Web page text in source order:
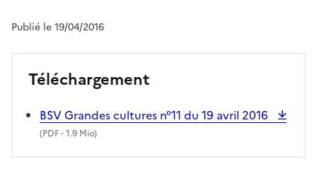
Publié le 19/04/2016
Téléchargement
BSV Grandes cultures n°11 du 19 avril 2016
(PDF- 1.9 Mio)